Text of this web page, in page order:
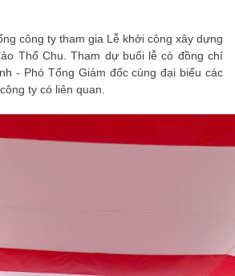
công ty tham gia Lễ khởi công xây dựng
Thổ Chu. Tham dự buổi lễ có đồng chí
- Phó Tổng Giám đốc cùng đại biểu các
ty có liên quan.